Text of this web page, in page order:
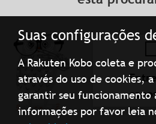
Suas configurações
A Rakuten Kobo coleta e
através do uso de cookies,
garantir seu funcionamento
informações por favor leia